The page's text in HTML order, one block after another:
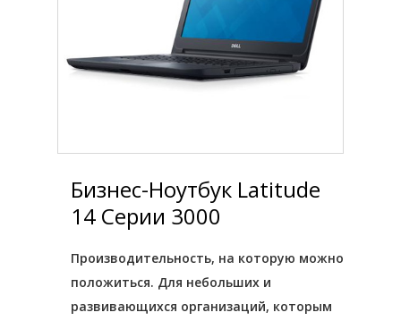
Бизнес-Ноутбук Latitude
14 Серии 3000
Производительность, на которую можно
положиться. Для небольших и
развивающихся организаций, которым